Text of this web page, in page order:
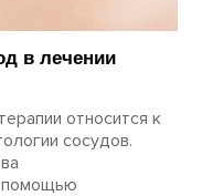
в лечении
относится к
сосудов.
помощью